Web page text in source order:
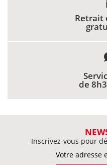
Retrait
de
Inscrivez-vous pour